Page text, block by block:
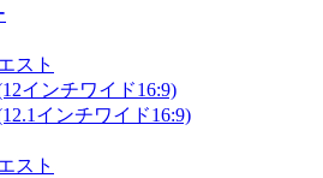
スト
インチワイド16:9)
インチワイド16:9)
スト